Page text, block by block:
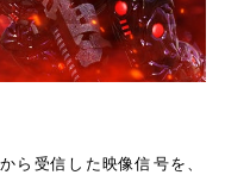
ら受信した映像信号を、